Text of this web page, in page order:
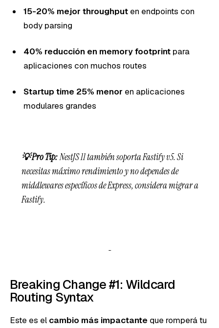
15-20% mejor throughput en endpoints con
body parsing
40% reducción en memory footprint para
aplicaciones con muchos routes
Startup time 25% menor en aplicaciones
modulares grandes
💡 Pro Tip:NestJS 11 también soporta Fastify v5. Si
necesitas máximo rendimiento y no dependes de
middlewares específicos de Express, considera migrar a
Fastify.
Breaking Change #1: Wildcard
Routing Syntax
Este es el cambio más impactante que romperá tu